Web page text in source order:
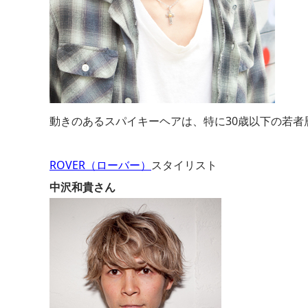
動きのあるスパイキーヘアは、特に30歳以下の若者
ROVER（ローバー） スタイリスト
中沢和貴さん